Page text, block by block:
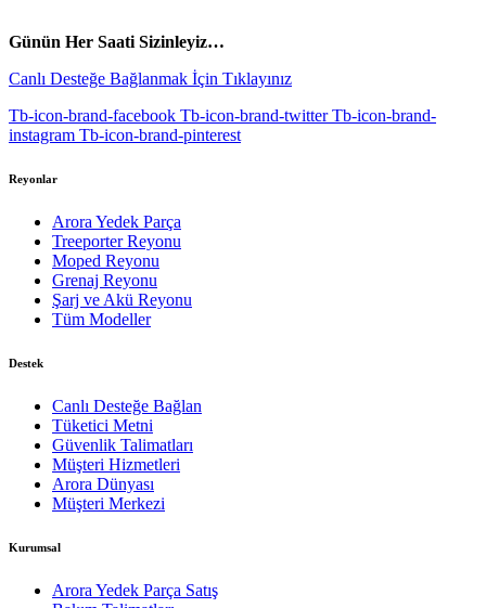
Günün Her Saati Sizinleyiz…
Canlı Desteğe Bağlanmak İçin Tıklayınız
Tb-icon-brand-facebook Tb-icon-brand-twitter Tb-icon-brand-
instagram Tb-icon-brand-pinterest
Reyonlar
Arora Yedek Parça
Treeporter Reyonu
Moped Reyonu
Grenaj Reyonu
Şarj ve Akü Reyonu
Tüm Modeller
Destek
Canlı Desteğe Bağlan
Tüketici Metni
Güvenlik Talimatları
Müşteri Hizmetleri
Arora Dünyası
Müşteri Merkezi
Kurumsal
Arora Yedek Parça Satış